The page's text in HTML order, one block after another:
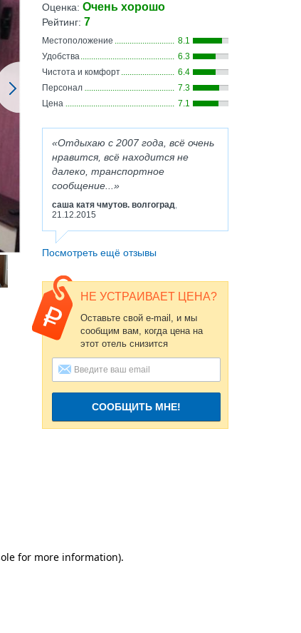
Оценка: Очень хорошо
Рейтинг: 7
Местоположение
8.1
Удобства
6.3
Чистота и комфорт
6.4
Персонал
7.3
Цена
7.1
Отдыхаю с 2007 года, всё очень
нравится, всё находится не
далеко, транспортное
сообщение...
саша катя чмутов. волгоград
21.12.2015
Посмотреть ещё отзывы
НЕ УСТРАИВАЕТ ЦЕНА?
Оставьте свой e-mail, и мы
сообщим вам, когда цена на
этот отель снизится
СООБЩИТЬ МНЕ!